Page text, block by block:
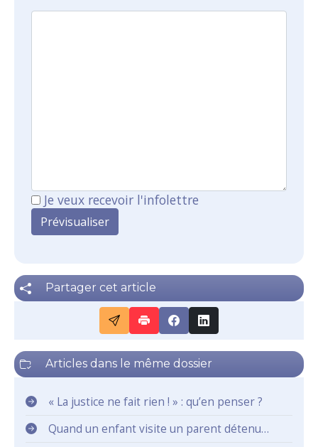
Je veux recevoir l'infolettre
Partager cet article
Articles dans le même dossier
« La justice ne fait rien ! » : qu’en penser ?
Quand un enfant visite un parent détenu…